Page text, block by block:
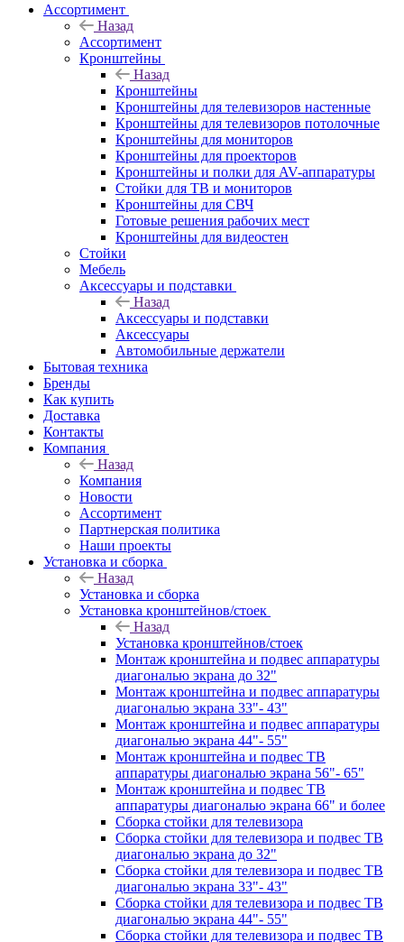
Ассортимент
Назад
Ассортимент
Кронштейны
Назад
Кронштейны
Кронштейны для телевизоров настенные
Кронштейны для телевизоров потолочные
Кронштейны для мониторов
Кронштейны для проекторов
Кронштейны и полки для AV-аппаратуры
Стойки для ТВ и мониторов
Кронштейны для СВЧ
Готовые решения рабочих мест
Кронштейны для видеостен
Стойки
Мебель
Аксессуары и подставки
Назад
Аксессуары и подставки
Аксессуары
Автомобильные держатели
Бытовая техника
Бренды
Как купить
Доставка
Контакты
Компания
Назад
Компания
Новости
Ассортимент
Партнерская политика
Наши проекты
Установка и сборка
Назад
Установка и сборка
Установка кронштейнов/стоек
Назад
Установка кронштейнов/стоек
Монтаж кронштейна и подвес аппаратуры
диагональю экрана до 32"
Монтаж кронштейна и подвес аппаратуры
диагональю экрана 33"- 43"
Монтаж кронштейна и подвес аппаратуры
диагональю экрана 44"- 55"
Монтаж кронштейна и подвес ТВ
аппаратуры диагональю экрана 56"- 65"
Монтаж кронштейна и подвес ТВ
аппаратуры диагональю экрана 66" и более
Сборка стойки для телевизора
Сборка стойки для телевизора и подвес ТВ
диагональю экрана до 32"
Сборка стойки для телевизора и подвес ТВ
диагональю экрана 33"- 43"
Сборка стойки для телевизора и подвес ТВ
диагональю экрана 44"- 55"
Сборка стойки для телевизора и подвес ТВ